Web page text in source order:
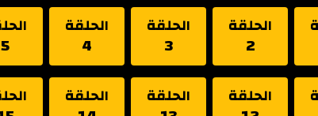
الحلقة
2
الحلقة
3
الحلقة
4
5
الحلقة الحلقة الحلقة